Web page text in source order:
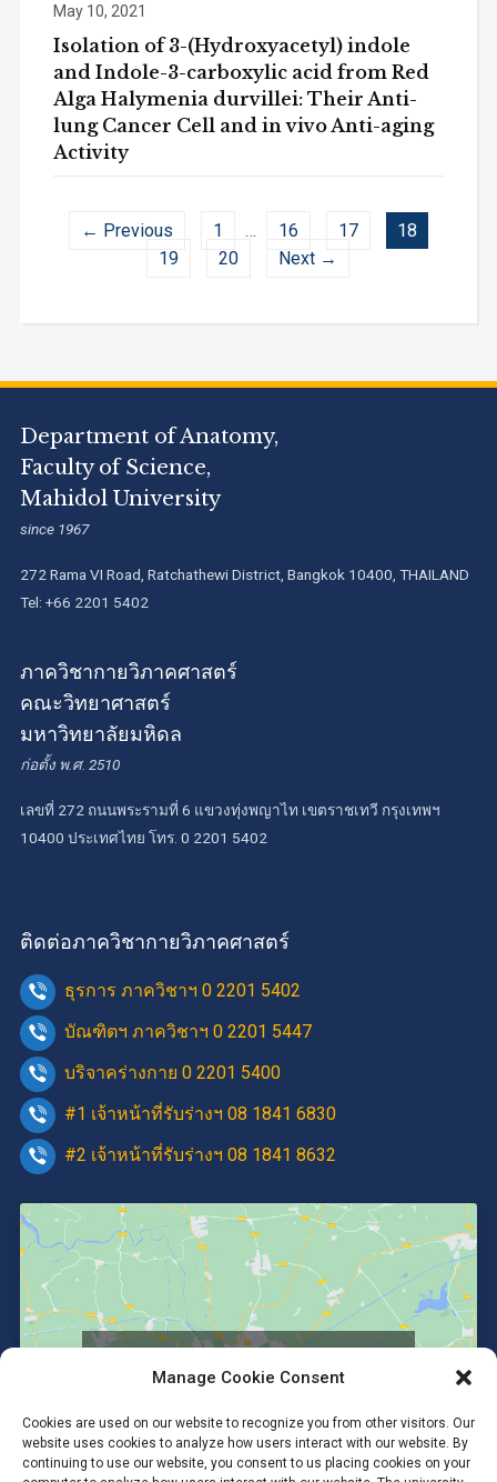
Manage Cookie Consent
Cookies are used on our website to recognize you from other visitors. Our
website uses cookies to analyze how users interact with our website. By
continuing to use our website, you consent to us placing cookies on your
May 10, 2021
Isolation of 3-(Hydroxyacetyl) indole
and Indole-3-carboxylic acid from Red
Alga Halymenia durvillei: Their Anti-
lung Cancer Cell and in vivo Anti-aging
Activity
← Previous 1 … 16 17
18
19
20 Next →
Department of Anatomy,
Faculty of Science,
Mahidol University
since 1967
272 Rama VI Road, Ratchathewi District, Bangkok 10400, THAILAND
Tel: +66 2201 5402
ภาควิชากายวิภาคศาสตร์
คณะวิทยาศาสตร์
มหาวิทยาลัยมหิดล
ก่อตั้ง พ.ศ. 2510
เลขที่ 272 ถนนพระรามที่ 6 แขวงทุ่งพญาไท เขตราชเทวี กรุงเทพฯ
10400 ประเทศไทย โทร. 0 2201 5402
ติดต่อภาควิชากายวิภาคศาสตร์
ธุรการ ภาควิชาฯ 0 2201 5402
บัณฑิตฯ ภาควิชาฯ 0 2201 5447
บริจาคร่างกาย 0 2201 5400
#1 เจ้าหน้าที่รับร่างฯ 08 1841 6830
#2 เจ้าหน้าที่รับร่างฯ 08 1841 8632
enable this content